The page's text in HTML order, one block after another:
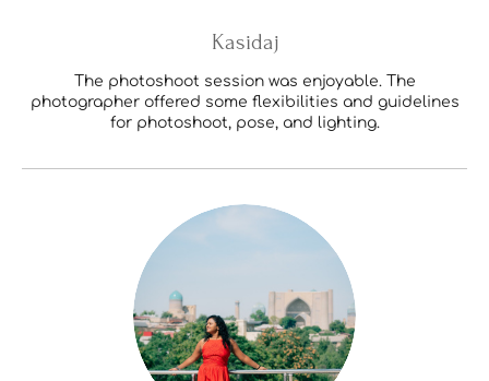
Kasidaj
The photoshoot session was enjoyable. The
photographer offered some flexibilities and guidelines
for photoshoot, pose, and lighting.